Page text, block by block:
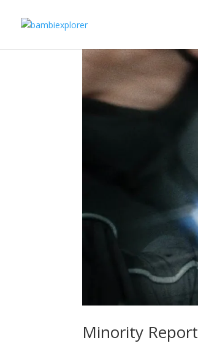
Minority Report